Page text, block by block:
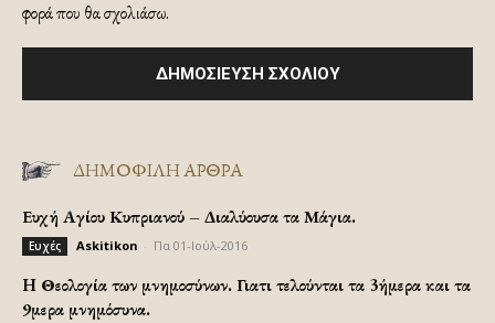
φορά που θα σχολιάσω.
ΔΗΜΟΦΙΛΗ ΑΡΘΡΑ
Ευχή Αγίου Κυπριανού – Διαλύουσα τα Μάγια.
Ευχές Askitikon Πα 01-Ιούλ-2016
H Θεολογία των μνημοσύνων. Γιατι τελούνται τα 3ήμερα και τα
9μερα μνημόσυνα.